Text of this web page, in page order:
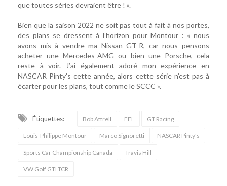
que toutes séries devraient être ! ».
Bien que la saison 2022 ne soit pas tout à fait à nos portes,
des plans se dressent à l’horizon pour Montour : « nous
avons mis à vendre ma Nissan GT-R, car nous pensons
acheter une Mercedes-AMG ou bien une Porsche, cela
reste à voir. J’ai également adoré mon expérience en
NASCAR Pinty’s cette année, alors cette série n’est pas à
écarter pour les plans, tout comme le SCCC ».
Étiquettes: Bob Attrell FEL GT Racing
Louis-Philippe Montour Marco Signoretti NASCAR Pinty's
Sports Car Championship Canada Travis Hill
VW Golf GTI TCR